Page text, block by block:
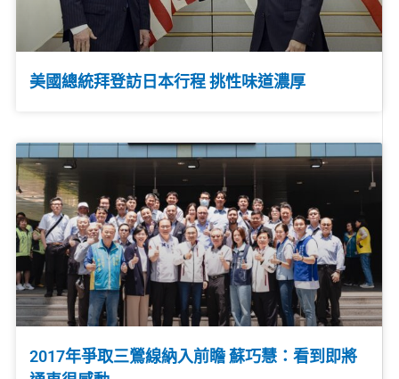
美國總統拜登訪日本行程 挑性味道濃厚
2017年爭取三鶯線納入前瞻 蘇巧慧：看到即將